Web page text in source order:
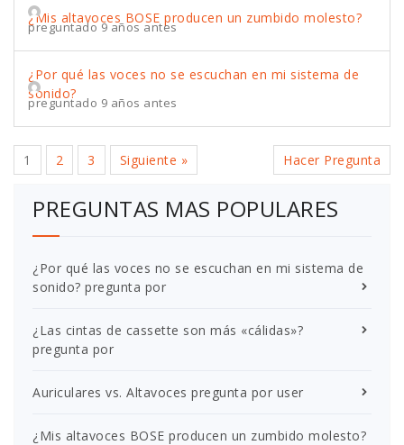
¿Mis altavoces BOSE producen un zumbido molesto?
preguntado 9 años antes
¿Por qué las voces no se escuchan en mi sistema de
sonido?
preguntado 9 años antes
1 2 3 Siguiente » Hacer Pregunta
PREGUNTAS MAS POPULARES
¿Por qué las voces no se escuchan en mi sistema de
sonido? pregunta por
¿Las cintas de cassette son más «cálidas»?
pregunta por
Auriculares vs. Altavoces pregunta por user
¿Mis altavoces BOSE producen un zumbido molesto?